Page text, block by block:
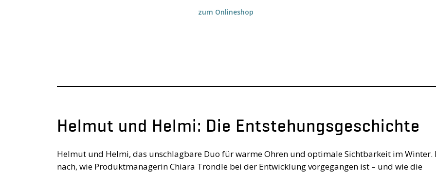
zum Onlineshop
Helmut und Helmi: Die Entstehungsgeschichte
Helmut und Helmi, das unschlagbare Duo für warme Ohren und optimale Sichtbarkeit im Winter.
nach, wie Produktmanagerin Chiara Tröndle bei der Entwicklung vorgegangen ist – und wie die